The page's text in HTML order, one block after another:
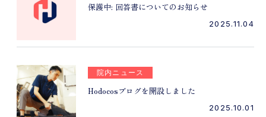
保護中: 回答書についてのお知らせ
2025.11.04
院内ニュース
Hodocosブログを開設しました
2025.10.01